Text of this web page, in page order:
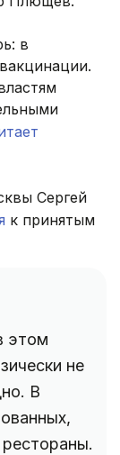
в
Сергей
к принятым
этом
не
В